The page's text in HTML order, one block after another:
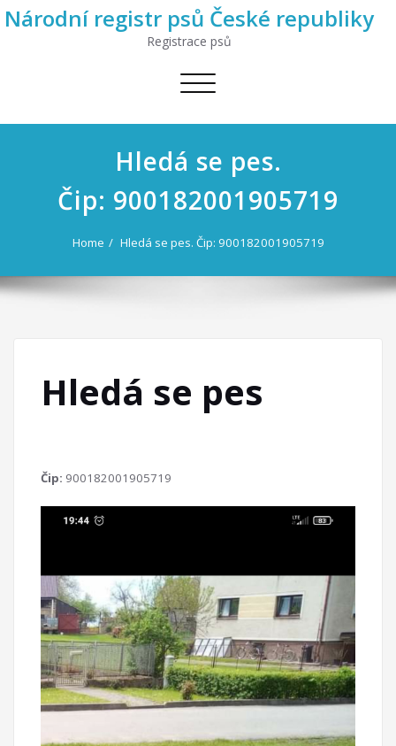
Národní registr psů České republiky
Registrace psů
Toggle
Hledá se pes.
Čip: 900182001905719
Home Hledá se pes. Čip: 900182001905719
Hledá se pes
Čip: 900182001905719